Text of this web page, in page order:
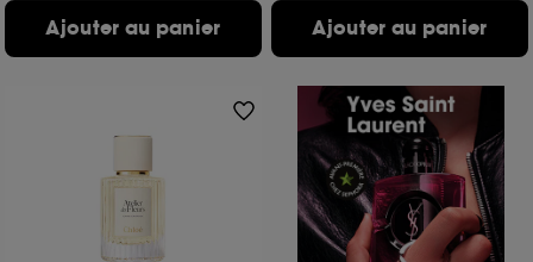
Ajouter au panier Ajouter au panier